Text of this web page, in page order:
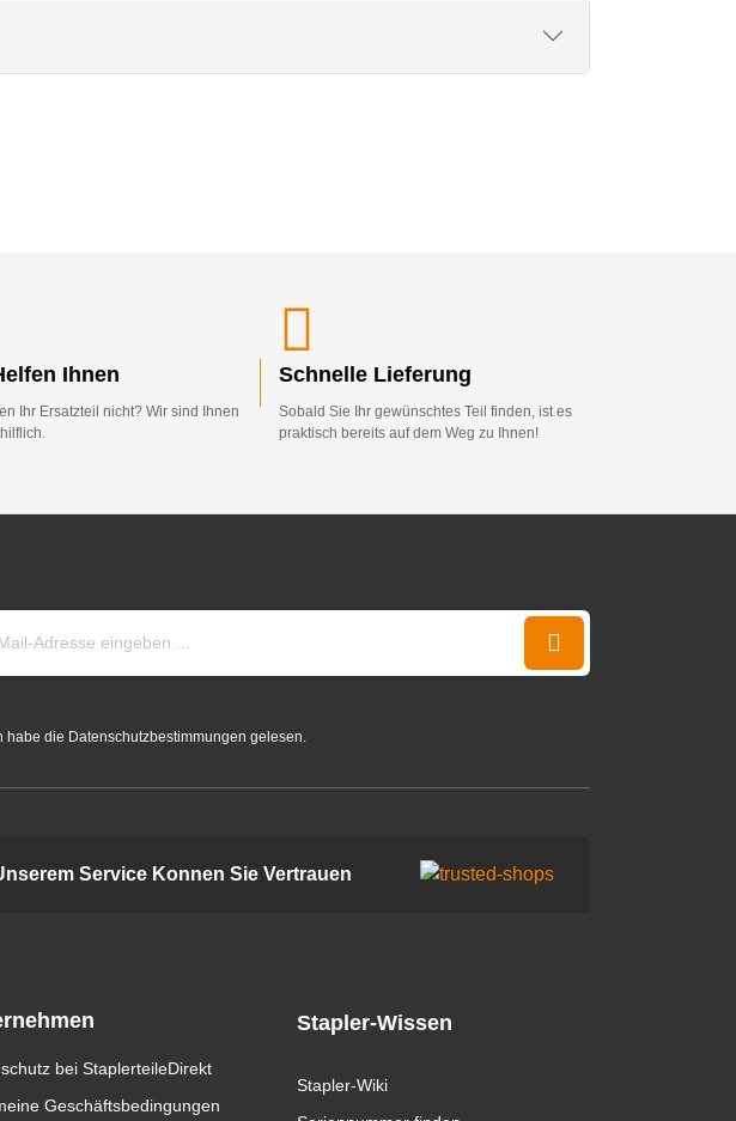
Ihnen
Ihr Ersatzteil nicht? Wir sind Ihnen
Schnelle Lieferung
Sobald Sie Ihr gewünschtes Teil finden, ist es
praktisch bereits auf dem Weg zu Ihnen!
habe die Datenschutzbestimmungen gelesen.
Service Konnen Sie Vertrauen
bei StaplerteileDirekt
Geschäftsbedingungen
Stapler-Wissen
Stapler-Wiki